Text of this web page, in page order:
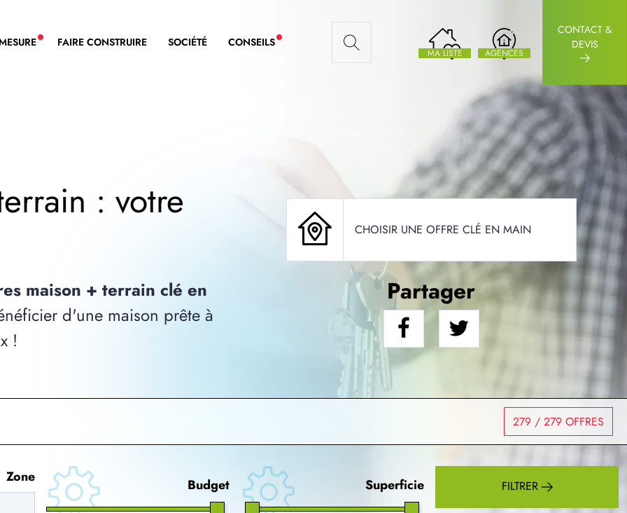
NOUVEAU SERVICE BDL EXTENSION
FAIRE CONSTRUIRE SOCIÉTÉ CONSEILS NOUVEAUX ARTICLES
MA LISTE AGENCES
CONTACT &
DEVIS
: votre
maison + terrain clé en
d'une maison prête à
!
CHOISIR UNE OFFRE CLÉ EN MAIN
Partager
279 / 279 OFFRES
Zone Budget Superficie FILTRER